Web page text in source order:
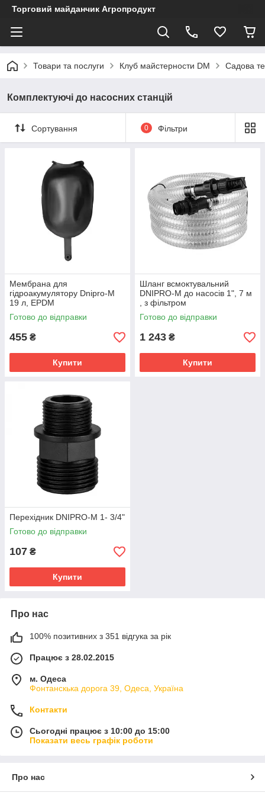
Торговий майданчик Агропродукт
Товари та послуги Клуб майстерности DM Садова
Комплектуючі до насосних станцій
Сортування 0 Фільтри
Мембрана для
гідроакумулятору Dnipro-M
19 л, EPDM
Готово до відправки
455 ₴
Купити
Шланг всмоктувальний
DNIPRO-M до насосів 1", 7 м
, з фільтром
Готово до відправки
1 243 ₴
Купити
Перехідник DNIPRO-M 1- 3/4"
Готово до відправки
107 ₴
Купити
Про нас
100% позитивних з 351 відгука за рік
Працює з 28.02.2015
м. Одеса
Фонтанскька дорога 39, Одеса, Україна
Контакти
Сьогодні працює з 10:00 до 15:00
Показати весь графік роботи
Про нас